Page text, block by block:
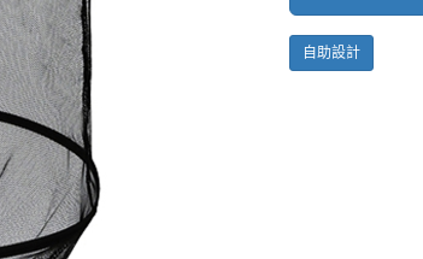
自助設計